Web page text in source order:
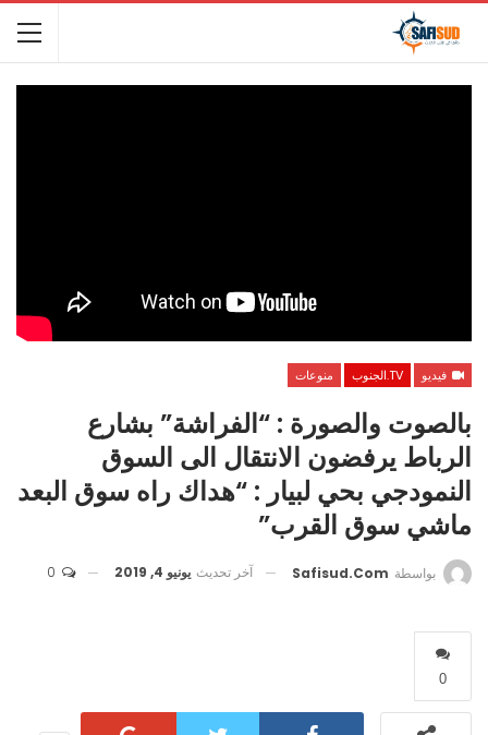
فيديو TV.الجنوب منوعات
بالصوت والصورة : “الفراشة” بشارع
الرباط يرفضون الانتقال الى السوق
النمودجي بحي لبيار : “هداك راه سوق البعد
ماشي سوق القرب”
بواسطة Safisud.com آخر تحديث يونيو 4, 2019
0